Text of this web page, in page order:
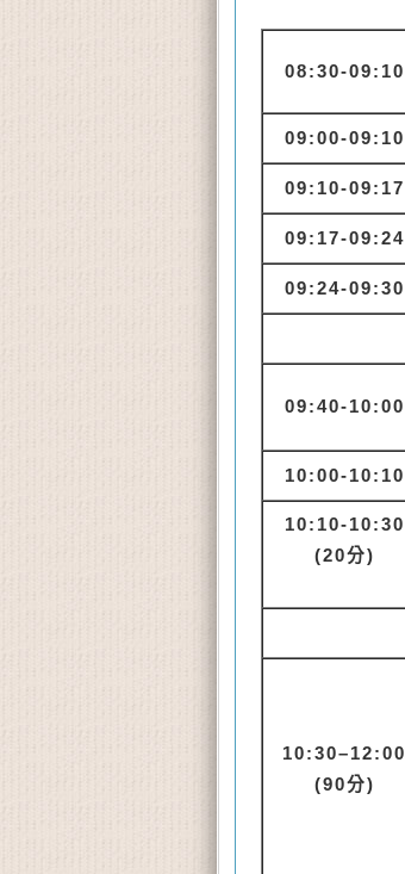
08:30-09:10
09:00-09:10
09:10-09:17
09:17-09:24
09:24-09:30
09:40-10:00
10:00-10:10
10:10-10:30
(20分)
10:30–12:00
(90分)